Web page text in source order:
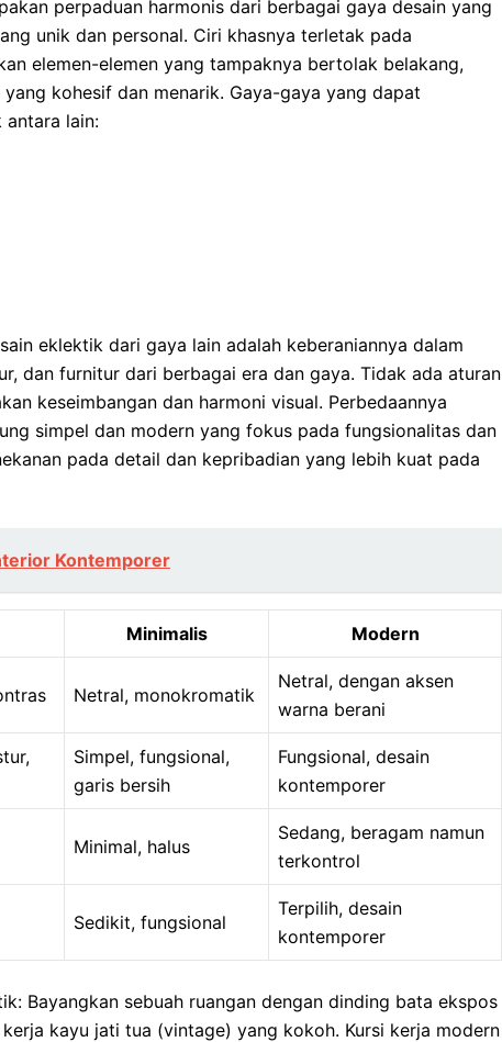
perpaduan harmonis dari berbagai gaya desain yang
unik dan personal. Ciri khasnya terletak pada
elemen-elemen yang tampaknya bertolak belakang,
kohesif dan menarik. Gaya-gaya yang dapat
antara lain:
eklektik dari gaya lain adalah keberaniannya dalam
dan furnitur dari berbagai era dan gaya. Tidak ada aturan
keseimbangan dan harmoni visual. Perbedaannya
simpel dan modern yang fokus pada fungsionalitas dan
pada detail dan kepribadian yang lebih kuat pada
Kontemporer
Minimalis Modern
Netral, monokromatik
Netral, dengan aksen
warna berani
Simpel, fungsional,
garis bersih
Fungsional, desain
kontemporer
Minimal, halus
Sedang, beragam namun
terkontrol
Sedikit, fungsional
Terpilih, desain
kontemporer
Bayangkan sebuah ruangan dengan dinding bata ekspos
kayu jati tua (vintage) yang kokoh. Kursi kerja modern